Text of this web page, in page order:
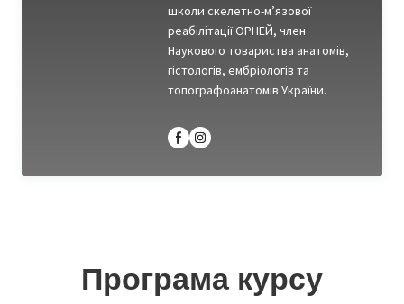
школи скелетно-м’язової
реабілітації ОРНЕЙ, член
Наукового товариства анатомів,
гістологів, ембріологів та
топографоанатомів України.
Програма курсу